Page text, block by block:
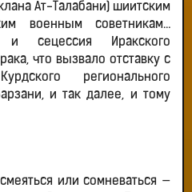
Ат-Талабани) шиитским
военным советникам…
и сецессия Иракского
что вызвало отставку с
регионального
и так далее, и тому
или сомневаться —